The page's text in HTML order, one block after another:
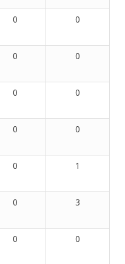
0 0
0 0
0 0
0 0
0 1
0 3
0 0